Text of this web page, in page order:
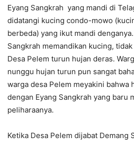
Eyang Sangkrah yang mandi di
didatangi kucing condo-mowo
berbeda) yang ikut mandi
Sangkrah memandikan kucing,
Desa Pelem turun hujan deras.
nunggu hujan turun pun sangat
warga desa Pelem meyakini bahwa
dengan Eyang Sangkrah yang baru
peliharaanya.
Ketika Desa Pelem dijabat Demang